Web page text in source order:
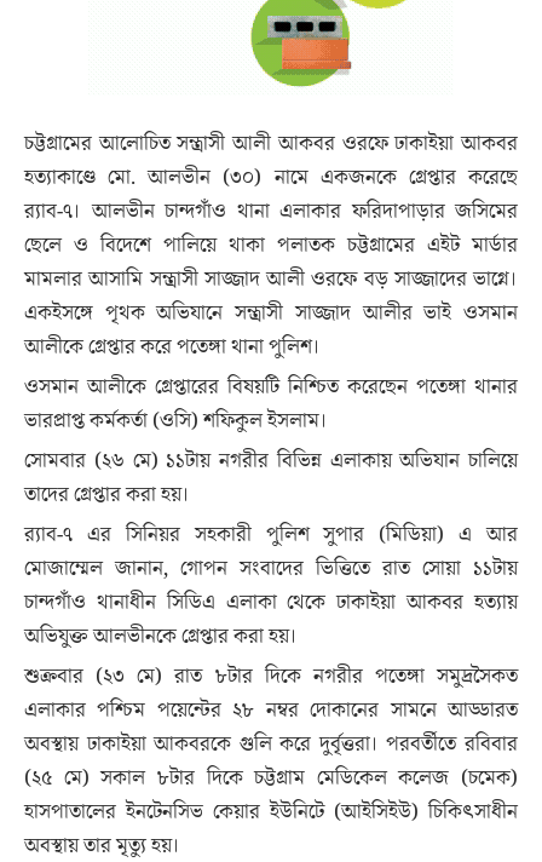
চট্টগ্রামের আলোচিত সন্ত্রাসী আলী আকবর ওরফে ঢাকাইয়া আকবর
হত্যাকাণ্ডে মো. আলভীন (৩০) নামে একজনকে গ্রেপ্তার করেছে
র‌্যাব-৭। আলভীন চান্দগাঁও থানা এলাকার ফরিদাপাড়ার জসিমের
ছেলে ও বিদেশে পালিয়ে থাকা পলাতক চট্টগ্রামের এইট মার্ডার
মামলার আসামি সন্ত্রাসী সাজ্জাদ আলী ওরফে বড় সাজ্জাদের ভাগ্নে।
একইসঙ্গে পৃথক অভিযানে সন্ত্রাসী সাজ্জাদ আলীর ভাই ওসমান
আলীকে গ্রেপ্তার করে পতেঙ্গা থানা পুলিশ।
ওসমান আলীকে গ্রেপ্তারের বিষয়টি নিশ্চিত করেছেন পতেঙ্গা থানার
ভারপ্রাপ্ত কর্মকর্তা (ওসি) শফিকুল ইসলাম।
সোমবার (২৬ মে) ১১টায় নগরীর বিভিন্ন এলাকায় অভিযান চালিয়ে
তাদের গ্রেপ্তার করা হয়।
র‌্যাব-৭ এর সিনিয়র সহকারী পুলিশ সুপার (মিডিয়া) এ আর
মোজাম্মেল জানান, গোপন সংবাদের ভিত্তিতে রাত সোয়া ১১টায়
চান্দগাঁও থানাধীন সিডিএ এলাকা থেকে ঢাকাইয়া আকবর হত্যায়
অভিযুক্ত আলভীনকে গ্রেপ্তার করা হয়।
শুক্রবার (২৩ মে) রাত ৮টার দিকে নগরীর পতেঙ্গা সমুদ্রসৈকত
এলাকার পশ্চিম পয়েন্টের ২৮ নম্বর দোকানের সামনে আড্ডারত
অবস্থায় ঢাকাইয়া আকবরকে গুলি করে দুর্বৃত্তরা। পরবর্তীতে রবিবার
(২৫ মে) সকাল ৮টার দিকে চট্টগ্রাম মেডিকেল কলেজ (চমেক)
হাসপাতালের ইনটেনসিভ কেয়ার ইউনিটে (আইসিইউ) চিকিৎসাধীন
অবস্থায় তার মৃত্যু হয়।